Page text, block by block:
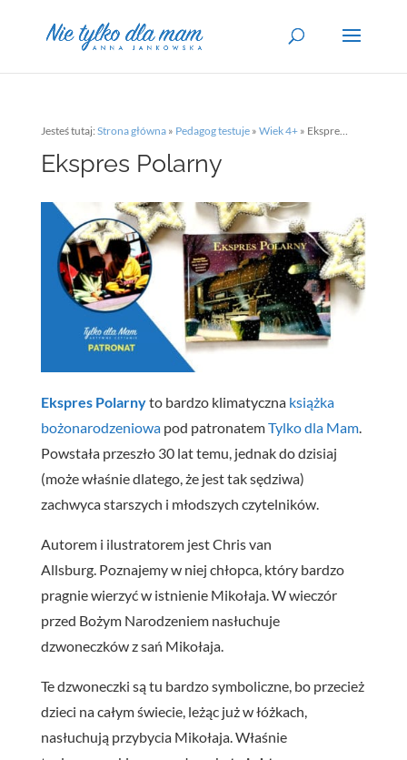
Jesteś tutaj: Strona główna» Pedagog testuje» Wiek 4+» Ekspres Polarny
Ekspres Polarny
Ekspres Polarnyto bardzo klimatyczna książka
bożonarodzeniowapod patronatemTylko dla Mam.
Powstała przeszło 30 lat temu, jednak do dzisiaj
(może właśnie dlatego, że jest tak sędziwa)
zachwyca starszych i młodszych czytelników.
Autorem i ilustratorem jest Chris van
Allsburg. Poznajemy w niej chłopca, który bardzo
pragnie wierzyć w istnienie Mikołaja. W wieczór
przed Bożym Narodzeniem nasłuchuje
dzwoneczków z sań Mikołaja.
Te dzwoneczki są tu bardzo symboliczne, bo przecież
dzieci na całym świecie, leżąc już w łóżkach,
nasłuchują przybycia Mikołaja. Właśnie